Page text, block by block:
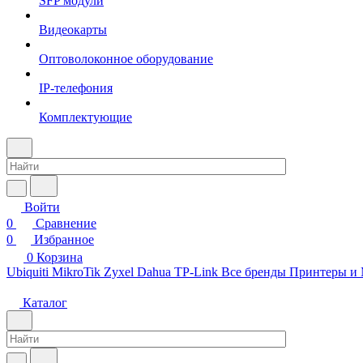
Видеокарты
Оптоволоконное оборудование
IP-телефония
Комплектующие
Войти
0
Сравнение
0
Избранное
0 Корзина
Ubiquiti MikroTik Zyxel Dahua TP-Link Все бренды Принтеры
Каталог